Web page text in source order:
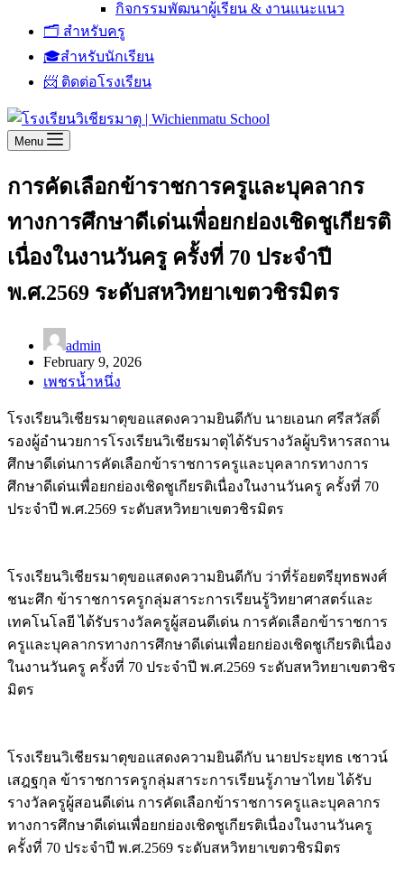
กิจกรรมพัฒนาผู้เรียน & งานแนะแนว
🗂️ สำหรับครู
🎓สำหรับนักเรียน
📨 ติดต่อโรงเรียน
Menu
การคัดเลือกข้าราชการครูและบุคลากร
ทางการศึกษาดีเด่นเพื่อยกย่องเชิดชูเกียรติ
เนื่องในงานวันครู ครั้งที่ 70 ประจำปี
พ.ศ.2569 ระดับสหวิทยาเขตวชิรมิตร
admin
February 9, 2026
เพชรน้ำหนึ่ง
โรงเรียนวิเชียรมาตุขอแสดงความยินดีกับ นายเอนก ศรีสวัสดิ์
รองผู้อำนวยการโรงเรียนวิเชียรมาตุได้รับรางวัลผู้บริหารสถาน
ศึกษาดีเด่นการคัดเลือกข้าราชการครูและบุคลากรทางการ
ศึกษาดีเด่นเพื่อยกย่องเชิดชูเกียรติเนื่องในงานวันครู ครั้งที่ 70
ประจำปี พ.ศ.2569 ระดับสหวิทยาเขตวชิรมิตร
โรงเรียนวิเชียรมาตุขอแสดงความยินดีกับ ว่าที่ร้อยตรียุทธพงศ์
ชนะศึก ข้าราชการครูกลุ่มสาระการเรียนรู้วิทยาศาสตร์และ
เทคโนโลยี ได้รับรางวัลครูผู้สอนดีเด่น การคัดเลือกข้าราชการ
ครูและบุคลากรทางการศึกษาดีเด่นเพื่อยกย่องเชิดชูเกียรติเนื่อง
ในงานวันครู ครั้งที่ 70 ประจำปี พ.ศ.2569 ระดับสหวิทยาเขตวชิร
มิตร
โรงเรียนวิเชียรมาตุขอแสดงความยินดีกับ นายประยุทธ เชาวน์
เสฎฐกุล ข้าราชการครูกลุ่มสาระการเรียนรู้ภาษาไทย ได้รับ
รางวัลครูผู้สอนดีเด่น การคัดเลือกข้าราชการครูและบุคลากร
ทางการศึกษาดีเด่นเพื่อยกย่องเชิดชูเกียรติเนื่องในงานวันครู
ครั้งที่ 70 ประจำปี พ.ศ.2569 ระดับสหวิทยาเขตวชิรมิตร